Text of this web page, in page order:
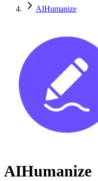
AIHumanize
AIHumanize